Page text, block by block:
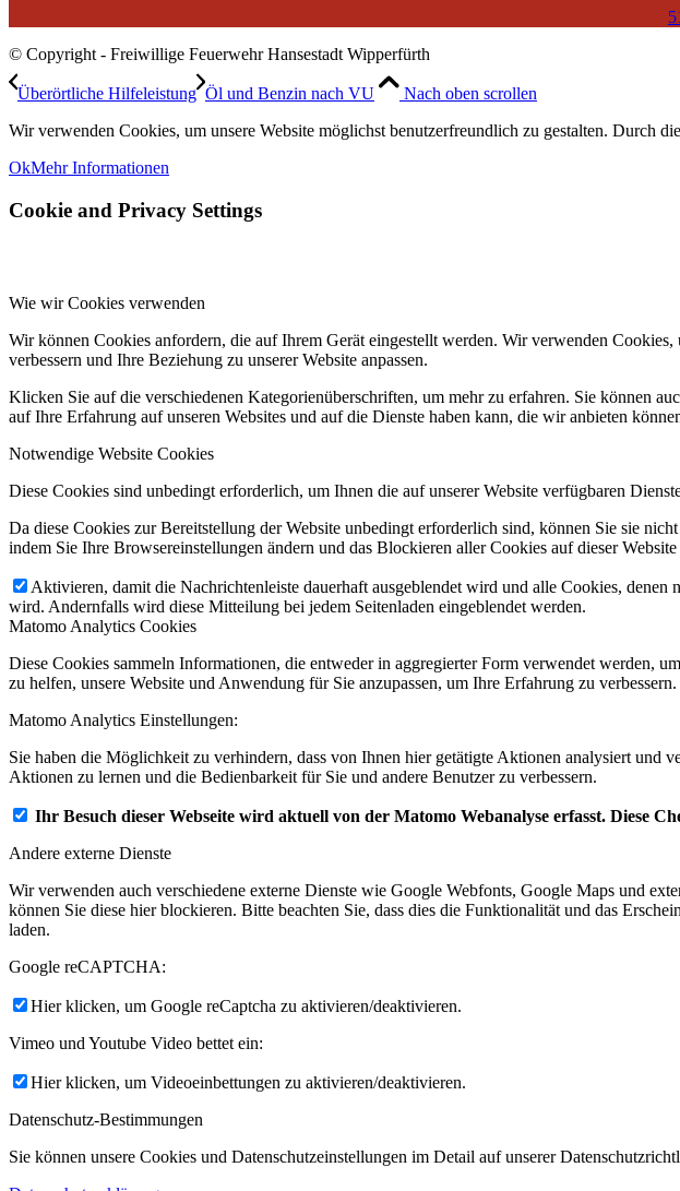
© Copyright - Freiwillige Feuerwehr Hansestadt Wipperfürth
Überörtliche Hilfeleistung Öl und Benzin nach VU
Nach oben scrollen
Wir verwenden Cookies, um unsere Website möglichst benutzerfreundlich zu gestalten. Durch
OkMehr Informationen
Cookie and Privacy Settings
Wie wir Cookies verwenden
Wir können Cookies anfordern, die auf Ihrem Gerät eingestellt werden. Wir verwenden
verbessern und Ihre Beziehung zu unserer Website anpassen.
Klicken Sie auf die verschiedenen Kategorienüberschriften, um mehr zu erfahren. Sie können
auf Ihre Erfahrung auf unseren Websites und auf die Dienste haben kann, die wir anbieten
Notwendige Website Cookies
Diese Cookies sind unbedingt erforderlich, um Ihnen die auf unserer Website verfügbaren
Da diese Cookies zur Bereitstellung der Website unbedingt erforderlich sind, können Sie sie
indem Sie Ihre Browsereinstellungen ändern und das Blockieren aller Cookies auf dieser
Aktivieren, damit die Nachrichtenleiste dauerhaft ausgeblendet wird und alle Cookies,
wird. Andernfalls wird diese Mitteilung bei jedem Seitenladen eingeblendet werden.
Matomo Analytics Cookies
Diese Cookies sammeln Informationen, die entweder in aggregierter Form verwendet werden,
zu helfen, unsere Website und Anwendung für Sie anzupassen, um Ihre Erfahrung zu verbessern.
Matomo Analytics Einstellungen:
Sie haben die Möglichkeit zu verhindern, dass von Ihnen hier getätigte Aktionen analysiert und
Aktionen zu lernen und die Bedienbarkeit für Sie und andere Benutzer zu verbessern.
Ihr Besuch dieser Webseite wird aktuell von der Matomo Webanalyse erfasst. Diese
Andere externe Dienste
Wir verwenden auch verschiedene externe Dienste wie Google Webfonts, Google Maps und
können Sie diese hier blockieren. Bitte beachten Sie, dass dies die Funktionalität und das
laden.
Google reCAPTCHA:
Hier klicken, um Google reCaptcha zu aktivieren/deaktivieren.
Vimeo und Youtube Video bettet ein:
Hier klicken, um Videoeinbettungen zu aktivieren/deaktivieren.
Datenschutz-Bestimmungen
Sie können unsere Cookies und Datenschutzeinstellungen im Detail auf unserer